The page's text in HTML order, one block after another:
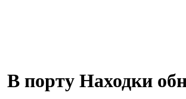
В порту Находки